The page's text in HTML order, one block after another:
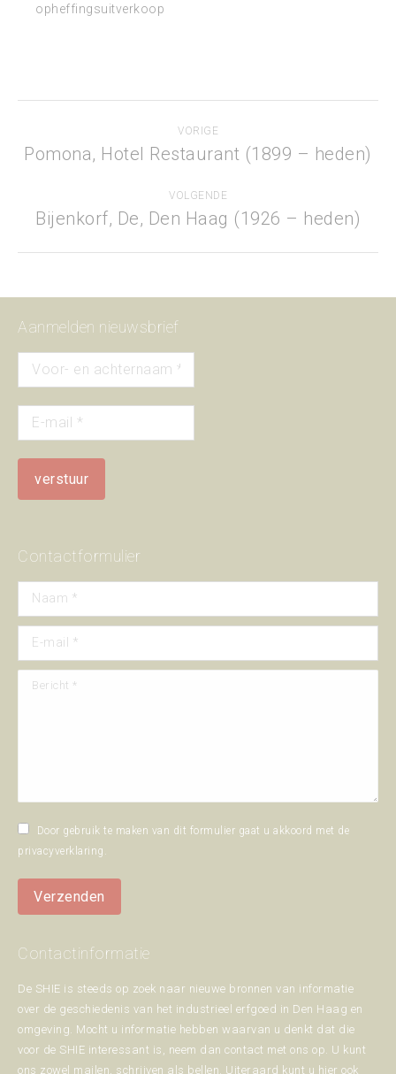
opheffingsuitverkoop
navigation
VORIGE
Previous
Pomona, Hotel Restaurant (1899 – heden)
VOLGENDE
Next
Bijenkorf, De, Den Haag (1926 – heden)
Aanmelden nieuwsbrief
Contactformulier
Naam *
E-mail *
Bericht *
Door gebruik te maken van dit formulier gaat u akkoord met de
privacyverklaring
Verzenden
Contactinformatie
De SHIE is steeds op zoek naar nieuwe bronnen van informatie
over de geschiedenis van het industrieel erfgoed in Den Haag en
omgeving. Mocht u informatie hebben waarvan u denkt dat die
voor de SHIE interessant is, neem dan contact met ons op. U kunt
ons zowel mailen, schrijven als bellen. Uiteraard kunt u hier ook